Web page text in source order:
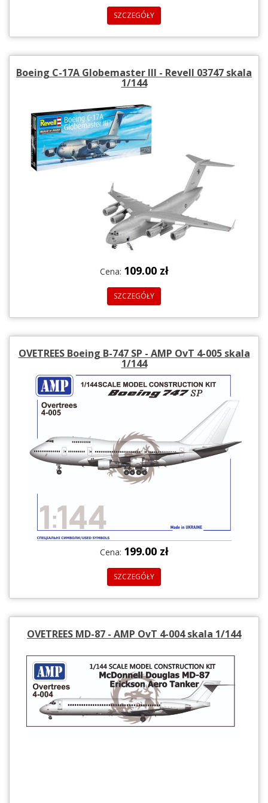
SZCZEGÓŁY
Boeing C-17A Globemaster III - Revell 03747 skala
1/144
Cena: 109.00 zł
SZCZEGÓŁY
OVETREES Boeing B-747 SP - AMP OvT 4-005 skala
1/144
Cena: 199.00 zł
SZCZEGÓŁY
OVETREES MD-87 - AMP OvT 4-004 skala 1/144